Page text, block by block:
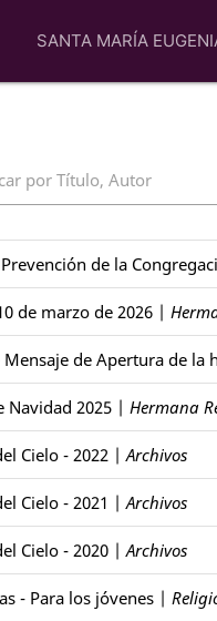
SANTA MARÍA
por Título, Autor
de la
de marzo de 2026 |
Mensaje de Apertura de la
Navidad 2025| Hermana
Cielo - 2022 |Archivos
Cielo - 2021 |Archivos
Cielo - 2020|Archivos
- Para los jóvenes|